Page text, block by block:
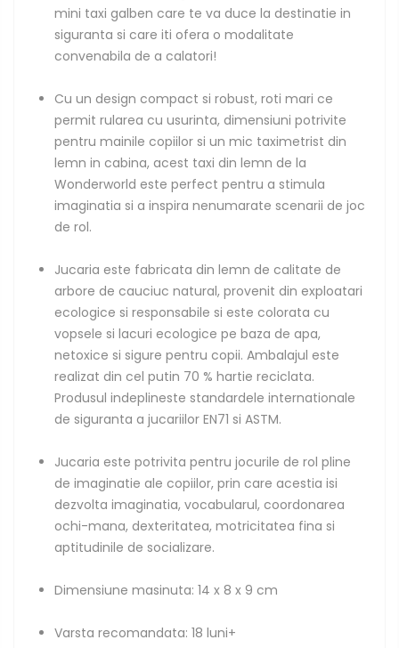
mini taxi galben care te va duce la destinatie in
siguranta si care iti ofera o modalitate
convenabila de a calatori!
Cu un design compact si robust, roti mari ce
permit rularea cu usurinta, dimensiuni potrivite
pentru mainile copiilor si un mic taximetrist din
lemn in cabina, acest taxi din lemn de la
Wonderworld este perfect pentru a stimula
imaginatia si a inspira nenumarate scenarii de joc
de rol.
Jucaria este fabricata din lemn de calitate de
arbore de cauciuc natural, provenit din exploatari
ecologice si responsabile si este colorata cu
vopsele si lacuri ecologice pe baza de apa,
netoxice si sigure pentru copii. Ambalajul este
realizat din cel putin 70 % hartie reciclata.
Produsul indeplineste standardele internationale
de siguranta a jucariilor EN71 si ASTM.
Jucaria este potrivita pentru jocurile de rol pline
de imaginatie ale copiilor, prin care acestia isi
dezvolta imaginatia, vocabularul, coordonarea
ochi-mana, dexteritatea, motricitatea fina si
aptitudinile de socializare.
Dimensiune masinuta: 14 x 8 x 9 cm
Varsta recomandata: 18 luni+